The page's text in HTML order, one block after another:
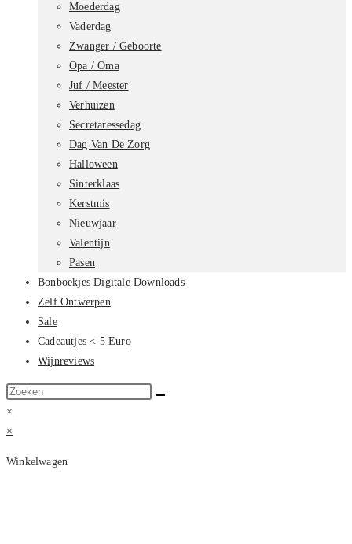
Moederdag
Vaderdag
Zwanger / Geboorte
Opa / Oma
Juf / Meester
Verhuizen
Secretaressedag
Dag Van De Zorg
Halloween
Sinterklaas
Kerstmis
Nieuwjaar
Valentijn
Pasen
Bonboekjes Digitale Downloads
Zelf Ontwerpen
Sale
Cadeautjes < 5 Euro
Wijnreviews
Zoek
op
deze
×
×
Winkelwagen